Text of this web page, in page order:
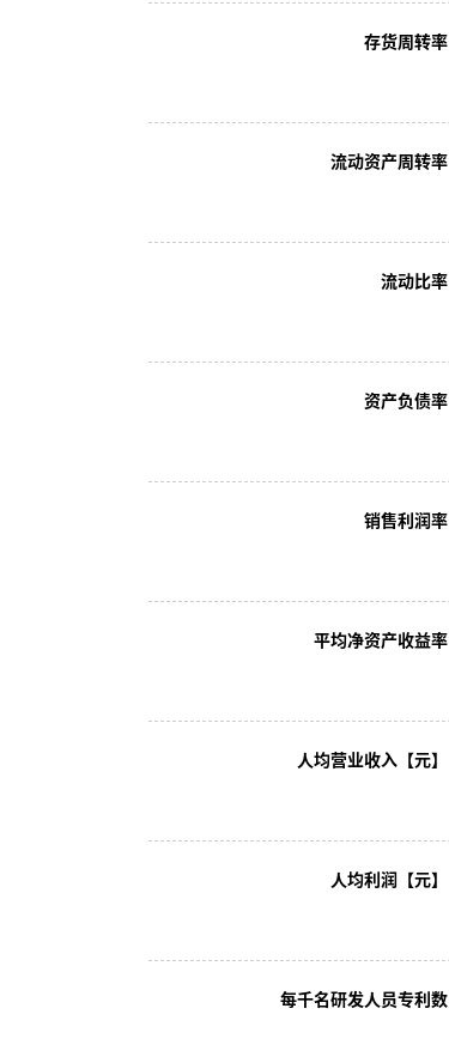
存货周转率
流动资产周转率
流动比率
资产负债率
销售利润率
平均净资产收益率
人均营业收入【元】
人均利润【元】
每千名研发人员专利数